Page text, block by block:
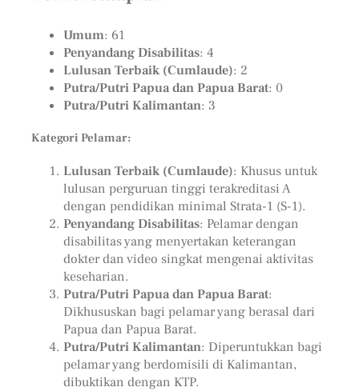
Umum: 61
Penyandang Disabilitas: 4
Lulusan Terbaik (Cumlaude): 2
Putra/Putri Papua dan Papua Barat: 0
Putra/Putri Kalimantan: 3
Kategori Pelamar:
Lulusan Terbaik (Cumlaude): Khusus untuk
lulusan perguruan tinggi terakreditasi A
dengan pendidikan minimal Strata-1 (S-1).
Penyandang Disabilitas: Pelamar dengan
disabilitas yang menyertakan keterangan
dokter dan video singkat mengenai aktivitas
keseharian.
Putra/Putri Papua dan Papua Barat:
Dikhususkan bagi pelamar yang berasal dari
Papua dan Papua Barat.
Putra/Putri Kalimantan: Diperuntukkan bagi
pelamar yang berdomisili di Kalimantan,
dibuktikan dengan KTP.